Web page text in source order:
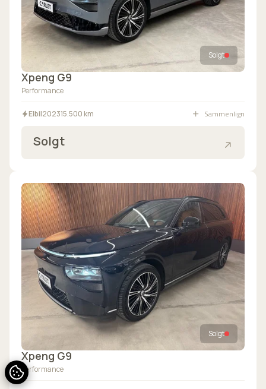
Solgt
Xpeng G9
Performance
Elbil202315.500 km Sammenlign
Solgt
Solgt
Xpeng G9
Performance